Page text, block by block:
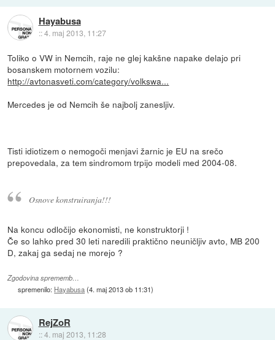
Hayabusa
::4. maj 2013, 11:27
Toliko o VW in Nemcih, raje ne glej kakšne napake delajo pri
bosanskem motornem vozilu:
http://avtonasveti.com/category/volkswa...
Mercedes je od Nemcih še najbolj zanesljiv.
Tisti idiotizem o nemogoči menjavi žarnic je EU na srečo
prepovedala, za tem sindromom trpijo modeli med 2004-08.
Osnove konstruiranja!!!
Na koncu odločijo ekonomisti, ne konstruktorji !
Če so lahko pred 30 leti naredili praktično neuničljiv avto, MB 200
D, zakaj ga sedaj ne morejo ?
Zgodovina sprememb…
spremenilo: Hayabusa(4. maj 2013 ob 11:31)
RejZoR
::4. maj 2013, 11:28